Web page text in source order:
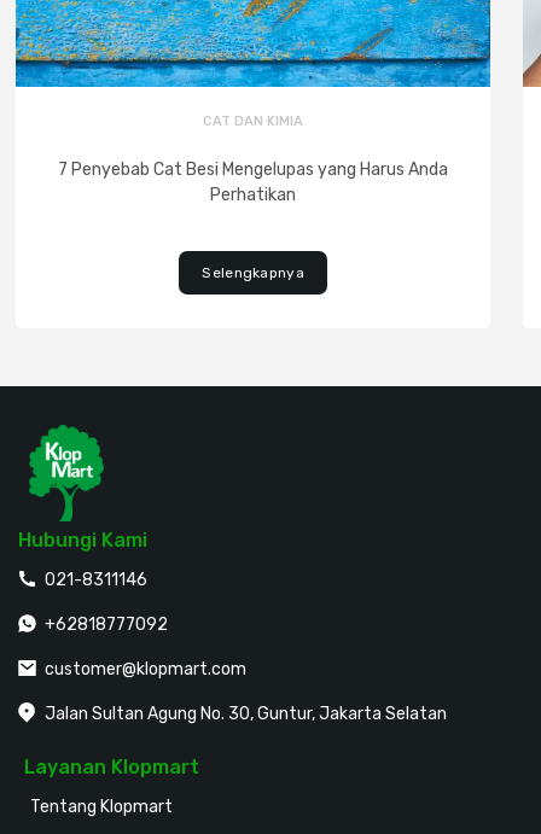
CAT DAN KIMIA
7 Penyebab Cat Besi Mengelupas yang Harus Anda
Perhatikan
Selengkapnya
Hubungi Kami
021-8311146
+62818777092
customer@klopmart.com
Jalan Sultan Agung No. 30, Guntur, Jakarta Selatan
Layanan Klopmart
Tentang Klopmart